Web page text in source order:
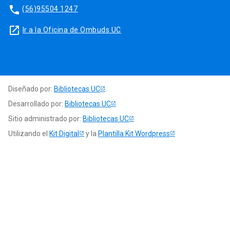
phone (56)95504 1247
launch Ir a la Oficina de Ombuds UC
Diseñado por: Bibliotecas UC
Desarrollado por: Bibliotecas UC
Sitio administrado por: Bibliotecas UC
Utilizando el Kit Digital y la Plantilla Kit Wordpress